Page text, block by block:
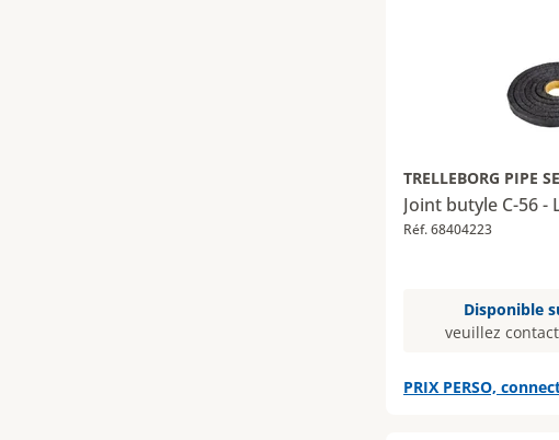
TRELLEBORG PIPE
Joint butyle C-56 -
Réf. 68404223
Disponible
veuillez
PRIX PERSO,